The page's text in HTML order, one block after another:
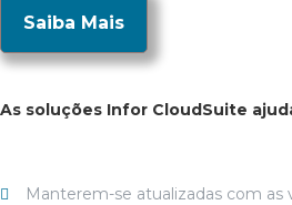
Saiba Mais
As soluções Infor CloudSuite
Manterem-se atualizadas com as